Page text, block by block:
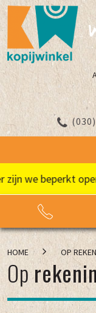
(030)
we beperkt
HOME OP
Op